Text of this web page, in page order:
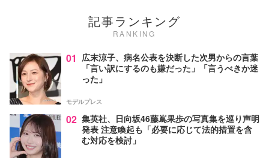
記事ランキング
RANKING
01 広末涼子、病名公表を決断した次男からの言葉
「言い訳にするのも嫌だった」「言うべきか迷
った」
モデルプレス
02 集英社、日向坂46藤嶌果歩の写真集を巡り声明
発表 注意喚起も「必要に応じて法的措置を含
む対応を検討」